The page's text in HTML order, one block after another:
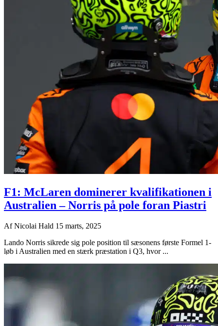
F1: McLaren dominerer kvalifikationen i
Australien – Norris på pole foran Piastri
AfNicolai Hald 15 marts, 2025
Lando Norris sikrede sig pole position til sæsonens første Formel 1-
løb i Australien med en stærk præstation i Q3, hvor ...